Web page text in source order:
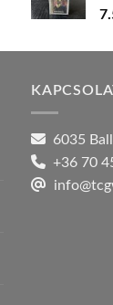
6035
+36 70